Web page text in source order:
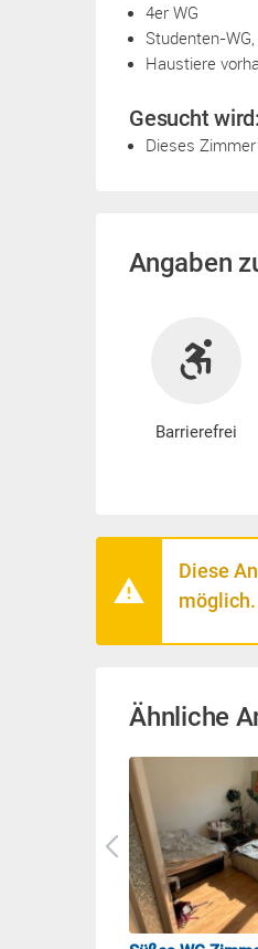
4er WG
Studenten-
Haustiere
Gesucht wird:
Dieses
Angaben
Barrierefrei
Diese
möglich.
Ähnliche